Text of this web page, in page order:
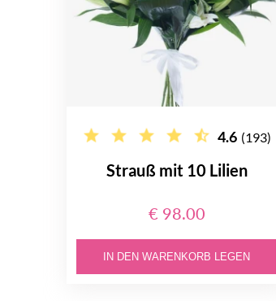
4.6 (193)
Strauß mit 10 Lilien
€ 98.00
IN DEN WARENKORB LEGEN